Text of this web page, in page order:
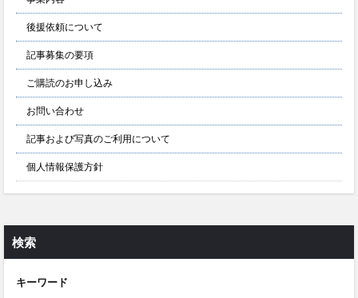
後援依頼について
記事募集の要項
ご購読のお申し込み
お問い合わせ
記事および写真のご利用について
個人情報保護方針
検索
キーワード